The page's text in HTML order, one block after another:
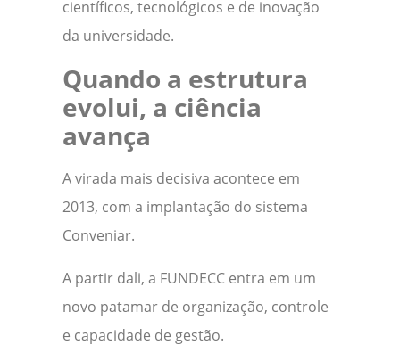
científicos, tecnológicos e de inovação
da universidade.
Quando a estrutura
evolui, a ciência
avança
A virada mais decisiva acontece em
2013, com a implantação do sistema
Conveniar.
A partir dali, a FUNDECC entra em um
novo patamar de organização, controle
e capacidade de gestão.